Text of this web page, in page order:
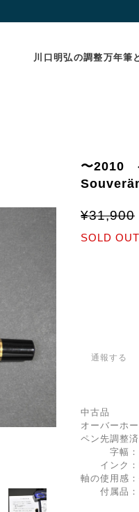
川口明弘の調整万年筆
〜2010
¥31,900
SOLD OUT
通報する
中古品
オーバーホ
ペン先調整
字幅：ペ
インク：
軸の使用感
付属品：
ボトル